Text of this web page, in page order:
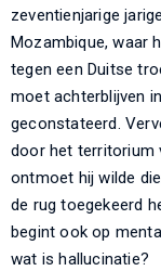
zeventienjarige
Mozambique, waar
tegen een Duitse
moet achterblijven
geconstateerd.
door het territorium
ontmoet hij wilde
de rug toegekeerd
begint ook op
wat is hallucinatie?